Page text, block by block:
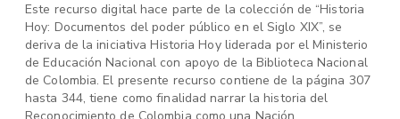
Este recurso digital hace parte de la colección de “Historia
Hoy: Documentos del poder público en el Siglo XIX”, se
deriva de la iniciativa Historia Hoy liderada por el Ministerio
de Educación Nacional con apoyo de la Biblioteca Nacional
de Colombia. El presente recurso contiene de la página 307
hasta 344, tiene como finalidad narrar la historia del